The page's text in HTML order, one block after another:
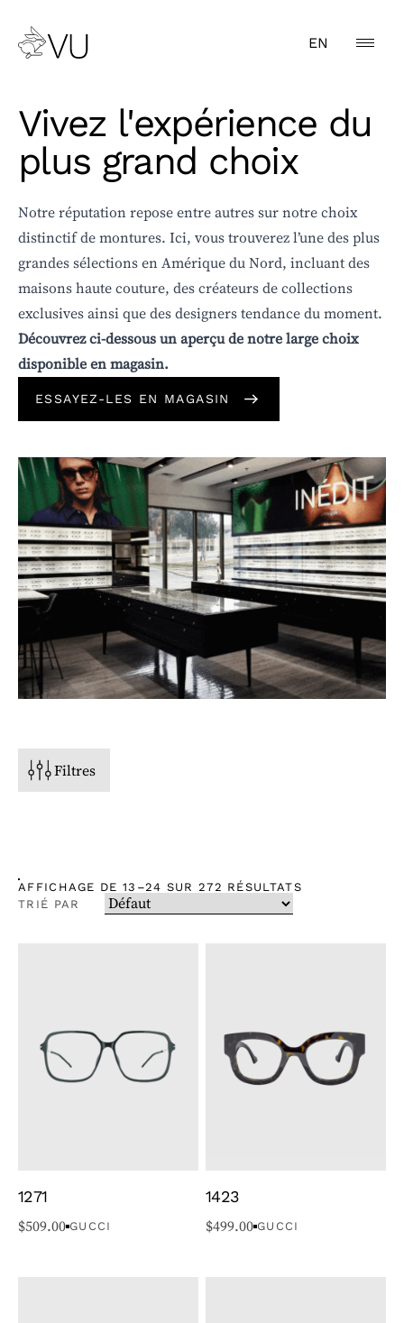
EN
Vivez l'expérience du
plus grand choix
Notre réputation repose entre autres sur notre choix
distinctif de montures. Ici, vous trouverez l’une des plus
grandes sélections en Amérique du Nord, incluant des
maisons haute couture, des créateurs de collections
exclusives ainsi que des designers tendance du moment.
Découvrez ci-dessous un aperçu de notre large choix
disponible en magasin.
ESSAYEZ-LES EN MAGASIN
Filtres
AFFICHAGE DE 13–24 SUR 272 RÉSULTATS
TRIÉ PAR
1271
$509.00 GUCCI
1423
$499.00 GUCCI
GENRE
TYPE
MARQUE
COULEUR
PRIX
TYPE DE VISAGE
FORME